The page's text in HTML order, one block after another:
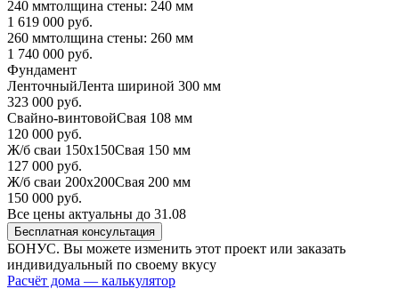
240 ммтолщина стены: 240 мм
1 619 000 руб.
260 ммтолщина стены: 260 мм
1 740 000 руб.
Фундамент
ЛенточныйЛента шириной 300 мм
323 000 руб.
Свайно-винтовойСвая 108 мм
120 000 руб.
Ж/б сваи 150х150Свая 150 мм
127 000 руб.
Ж/б сваи 200х200Свая 200 мм
150 000 руб.
Все цены актуальны до 31.08
Бесплатная консультация
БОНУС. Вы можете изменить этот проект или заказать
индивидуальный по своему вкусу
Расчёт дома — калькулятор